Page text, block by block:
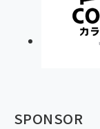
SPONSOR